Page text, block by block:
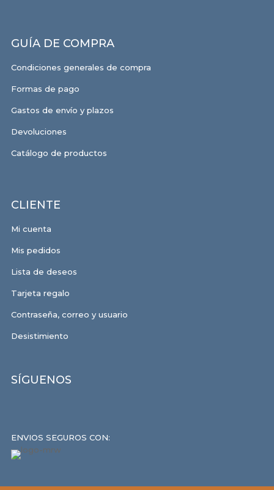
GUÍA DE COMPRA
Condiciones generales de compra
Formas de pago
Gastos de envío y plazos
Devoluciones
Catálogo de productos
CLIENTE
Mi cuenta
Mis pedidos
Lista de deseos
Tarjeta regalo
Contraseña, correo y usuario
Desistimiento
SÍGUENOS
ENVIOS SEGUROS CON: